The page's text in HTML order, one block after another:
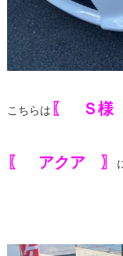
こちらは 〖 Ｓ様
〖 アクア 〗